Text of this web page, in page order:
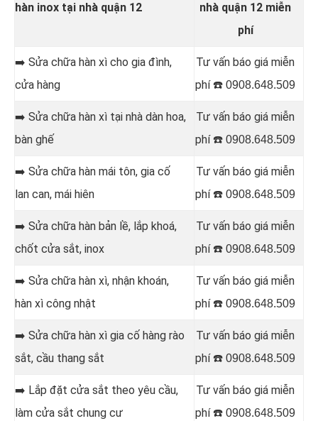
hàn inox tại nhà quận 12
nhà quận 12 miễn
phí
➡️ Sửa chữa hàn xì cho gia đình,
cửa hàng
Tư vấn báo giá miễn
phí ☎️ 0908.648.509
➡️ Sửa chữa hàn xì tại nhà dàn hoa,
bàn ghế
Tư vấn báo giá miễn
phí ☎️ 0908.648.509
➡️ Sửa chữa hàn mái tôn, gia cố
lan can, mái hiên
Tư vấn báo giá miễn
phí ☎️ 0908.648.509
➡️ Sửa chữa hàn bản lề, lắp khoá,
chốt cửa sắt, inox
Tư vấn báo giá miễn
phí ☎️ 0908.648.509
➡️ Sửa chữa hàn xì, nhận khoán,
hàn xì công nhật
Tư vấn báo giá miễn
phí ☎️ 0908.648.509
➡️ Sửa chữa hàn xì gia cố hàng rào
sắt, cầu thang sắt
Tư vấn báo giá miễn
phí ☎️ 0908.648.509
➡️ Lắp đặt cửa sắt theo yêu cầu,
làm cửa sắt chung cư
Tư vấn báo giá miễn
phí ☎️ 0908.648.509